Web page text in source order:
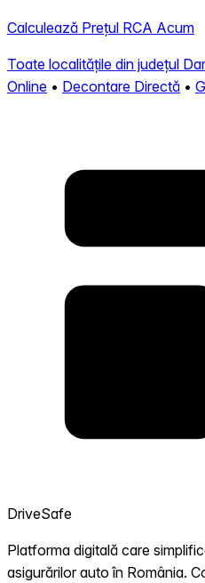
Calculează Prețul RCA Acum
Toate localitățile din județul
Online • Decontare Directă •
DriveSafe
Platforma digitală care
asigurărilor auto în România.